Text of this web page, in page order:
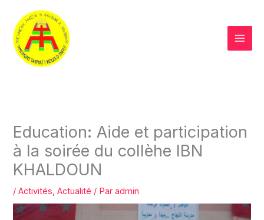
contenu
Education: Aide et participation
à la soirée du collèhe IBN
KHALDOUN
/Activités,Actualité / Paradmin